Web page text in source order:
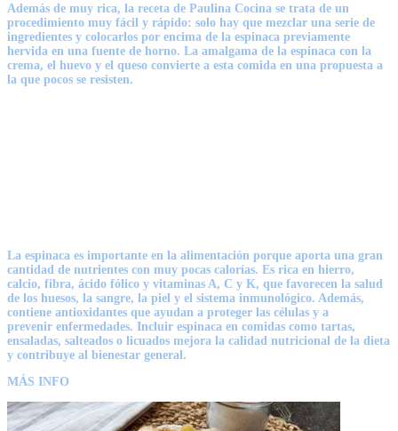
Además de muy rica, la receta de Paulina Cocina se trata de un
procedimiento muy fácil y rápido: solo hay que mezclar una serie de
ingredientes y colocarlos por encima de la espinaca previamente
hervida en una fuente de horno. La amalgama de la espinaca con la
crema, el huevo y el queso convierte a esta comida en una propuesta a
la que pocos se resisten.
La espinaca es importante en la alimentación porque aporta una gran
cantidad de nutrientes con muy pocas calorías. Es rica en hierro,
calcio, fibra, ácido fólico y vitaminas A, C y K, que favorecen la salud
de los huesos, la sangre, la piel y el sistema inmunológico. Además,
contiene antioxidantes que ayudan a proteger las células y a
prevenir enfermedades. Incluir espinaca en comidas como tartas,
ensaladas, salteados o licuados mejora la calidad nutricional de la dieta
y contribuye al bienestar general.
MÁS INFO